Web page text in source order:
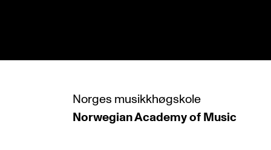
Norges musikkhøgskole
Norwegian Academy of Music
PROGRAMMES